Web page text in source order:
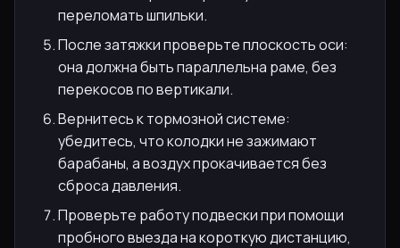
переломать шпильки.
После затяжки проверьте плоскость оси:
она должна быть параллельна раме, без
перекосов по вертикали.
Вернитесь к тормозной системе:
убедитесь, что колодки не зажимают
барабаны, а воздух прокачивается без
сброса давления.
Проверьте работу подвески при помощи
пробного выезда на короткую дистанцию,